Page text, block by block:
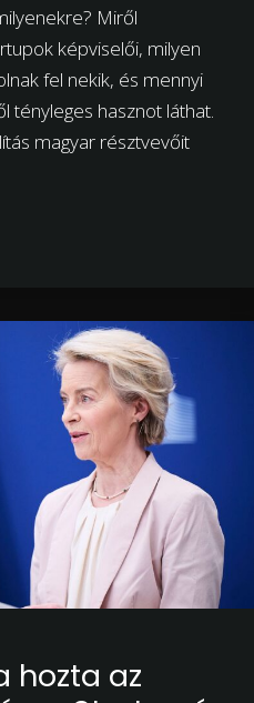
Miről
képviselői, milyen
fel nekik, és mennyi
tényleges hasznot láthat.
magyar résztvevőit
hozta az